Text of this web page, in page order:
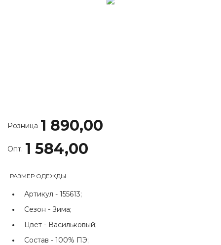
Розница 1 890,00
Опт. 1 584,00
РАЗМЕР ОДЕЖДЫ
Артикул - 155613;
Сезон - Зима;
Цвет - Васильковый;
Состав - 100% ПЭ;